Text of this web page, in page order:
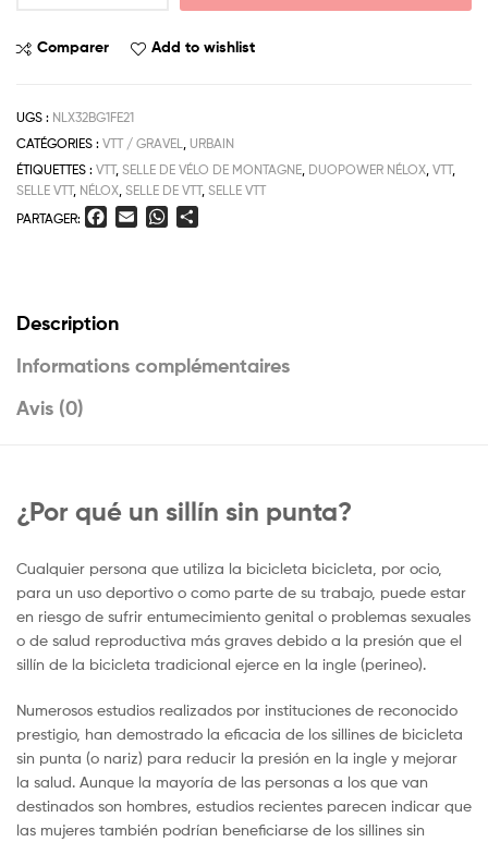
Comparer Add to wishlist
UGS : NLX32BG1FE21
CATÉGORIES : VTT / GRAVEL, URBAIN
ÉTIQUETTES : VTT, SELLE DE VÉLO DE MONTAGNE, DUOPOWER NÉLOX, VTT,
SELLE VTT, NÉLOX, SELLE DE VTT, SELLE VTT
PARTAGER:
o
k
W
p
r
Description
Informations complémentaires
Avis (0)
¿Por qué un sillín sin punta?
Cualquier persona que utiliza la bicicleta bicicleta, por ocio,
para un uso deportivo o como parte de su trabajo, puede estar
en riesgo de sufrir entumecimiento genital o problemas sexuales
o de salud reproductiva más graves debido a la presión que el
sillín de la bicicleta tradicional ejerce en la ingle (perineo).
Numerosos estudios realizados por instituciones de reconocido
prestigio, han demostrado la eficacia de los sillines de bicicleta
sin punta (o nariz) para reducir la presión en la ingle y mejorar
la salud. Aunque la mayoría de las personas a los que van
destinados son hombres, estudios recientes parecen indicar que
las mujeres también podrían beneficiarse de los sillines sin